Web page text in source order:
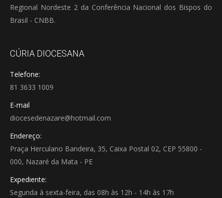
Regional Nordeste 2 da Conferência Nacional dos Bispos do
Brasil - CNBB.
CÚRIA DIOCESANA
Telefone:
81 3633 1009
E-mail
diocesedenazare@hotmail.com
Endereço:
Praça Herculano Bandeira, 35, Caixa Postal 02, CEP 55800 -
000, Nazaré da Mata - PE
Expediente:
Segunda à sexta-feira, das 08h às 12h - 14h às 17h